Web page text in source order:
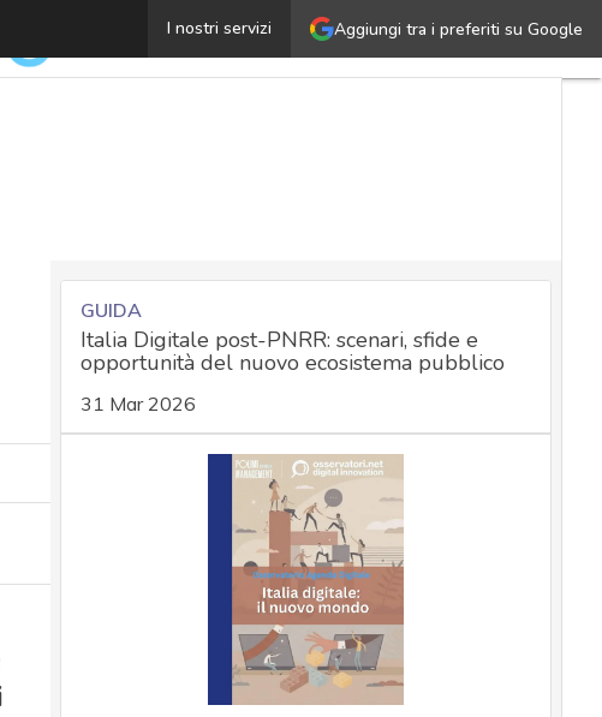
Aggiungi tra i preferiti su Google
I nostri servizi
“Professionisti cyber pochi e costosi? Le PA
GUIDA
Italia Digitale post-PNRR: scenari, sfide e
opportunità del nuovo ecosistema pubblico
31 Mar 2026